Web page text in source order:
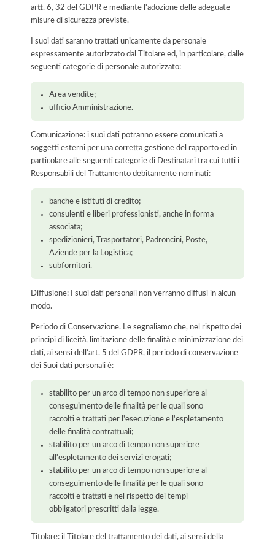
artt. 6, 32 del GDPR e mediante l'adozione delle adeguate
misure di sicurezza previste.
I suoi dati saranno trattati unicamente da personale
espressamente autorizzato dal Titolare ed, in particolare, dalle
seguenti categorie di personale autorizzato:
Area vendite;
ufficio Amministrazione.
Comunicazione: i suoi dati potranno essere comunicati a
soggetti esterni per una corretta gestione del rapporto ed in
particolare alle seguenti categorie di Destinatari tra cui tutti i
Responsabili del Trattamento debitamente nominati:
banche e istituti di credito;
consulenti e liberi professionisti, anche in forma
associata;
spedizionieri, Trasportatori, Padroncini, Poste,
Aziende per la Logistica;
subfornitori.
Diffusione: I suoi dati personali non verranno diffusi in alcun
modo.
Periodo di Conservazione. Le segnaliamo che, nel rispetto dei
principi di liceità, limitazione delle finalità e minimizzazione dei
dati, ai sensi dell’art. 5 del GDPR, il periodo di conservazione
dei Suoi dati personali è:
stabilito per un arco di tempo non superiore al
conseguimento delle finalità per le quali sono
raccolti e trattati per l'esecuzione e l'espletamento
delle finalità contrattuali;
stabilito per un arco di tempo non superiore
all'espletamento dei servizi erogati;
stabilito per un arco di tempo non superiore al
conseguimento delle finalità per le quali sono
raccolti e trattati e nel rispetto dei tempi
obbligatori prescritti dalla legge.
Titolare: il Titolare del trattamento dei dati, ai sensi della